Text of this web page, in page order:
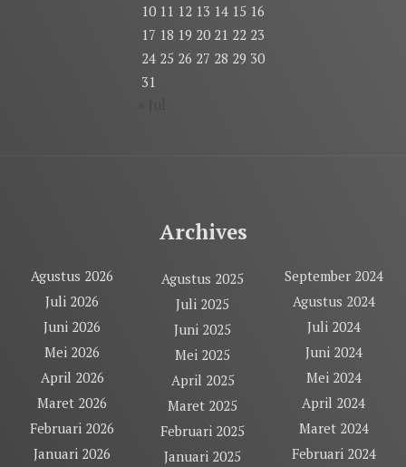
10 11 12 13 14 15 16
17 18 19 20 21 22 23
24 25 26 27 28 29 30
31
Archives
Agustus 2026
Juli 2026
Juni 2026
Mei 2026
April 2026
Maret 2026
Februari 2026
Januari 2026
Agustus 2025
Juli 2025
Juni 2025
Mei 2025
April 2025
Maret 2025
Februari 2025
Januari 2025
September 2024
Agustus 2024
Juli 2024
Juni 2024
Mei 2024
April 2024
Maret 2024
Februari 2024